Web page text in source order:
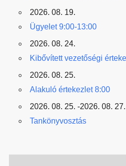
2026. 08. 19.
Ügyelet 9:00-13:00
2026. 08. 24.
Kibővített vezetőségi
2026. 08. 25.
Alakuló értekezlet 8:00
2026. 08. 25. -2026. 08. 27.
Tankönyvosztás